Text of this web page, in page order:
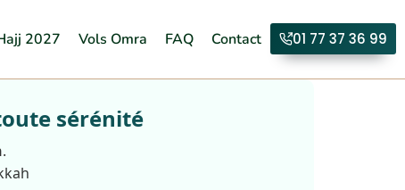
2027 Vols Omra FAQ Contact 01 77 37 36 99
sérénité
.